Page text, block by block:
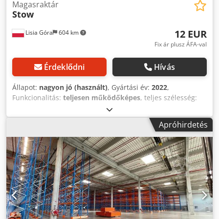
Lisia Góra 604 km
Magasraktár
Stow
12 EUR
Fix ár plusz ÁFA-val
Érdeklődni Hívás
Állapot: nagyon jó (használt), Gyártási év: 2022,
Funkcionalitás: teljesen működőképes, teljes szélesség:
8 500 mm
szekciónként:1 800 kg, STOW 10500x1100 mm-es polcok +
2800 mm-es tartók 100x50 – azonnal elérhető raktári
polcrendszerek Eladó, kiváló minőségű, használt STOW
raktári polcrendszerek egy modern, A osztályú raktárból. A
rendszer nagyon jó műszaki állapotban van, rövid ideig
rendszeresen használták. Műszaki adatok: STOW keret:
8500 x 1100 mm Oszlopprofil: 85 mm Tartó /
keresztgerenda: 2800 mm Tartóprofil: 100 x 50 mm A
rendszer ideális 3 európálca elhelyezésére egy szinten
Lehetőség magas raktározásra és picking szintek
Apróhirdetés